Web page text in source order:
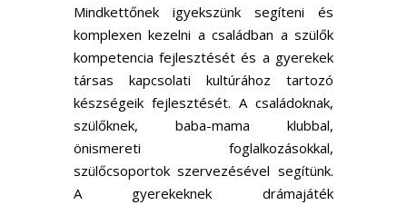
Mindkettőnek igyekszünk segíteni és
komplexen kezelni a családban a szülők
kompetencia fejlesztését és a gyerekek
társas kapcsolati kultúrához tartozó
készségeik fejlesztését. A családoknak,
szülőknek, baba-mama klubbal,
önismereti foglalkozásokkal,
szülőcsoportok szervezésével segítünk.
A gyerekeknek drámajáték